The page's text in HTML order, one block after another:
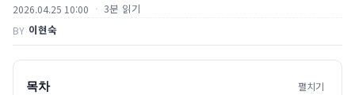
2026.04.25 10:00 3분 읽기
BY 이현숙
목차 펼치기